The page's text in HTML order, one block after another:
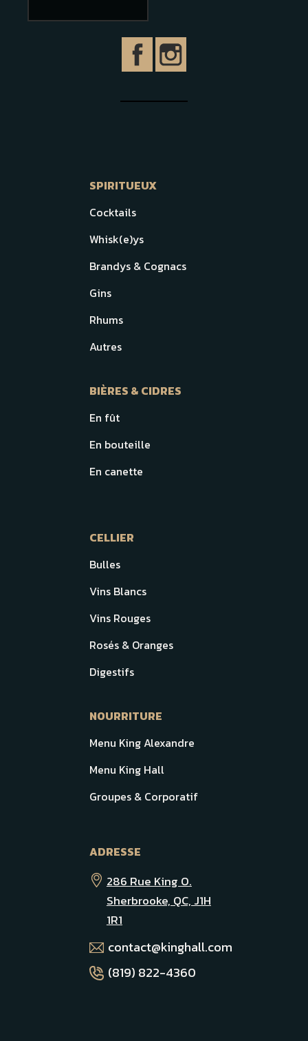
SPIRITUEUX
Cocktails
Whisk(e)ys
Brandys & Cognacs
Gins
Rhums
Autres
BIÈRES & CIDRES
En fût
En bouteille
En canette
CELLIER
Bulles
Vins Blancs
Vins Rouges
Rosés & Oranges
Digestifs
NOURRITURE
Menu King Alexandre
Menu King Hall
Groupes & Corporatif
ADRESSE
286 Rue King O.
Sherbrooke, QC, J1H
1R1
contact@kinghall.com
(819) 822-4360